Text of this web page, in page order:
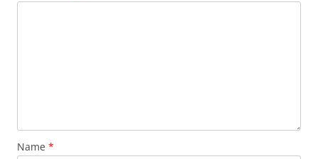
Name *